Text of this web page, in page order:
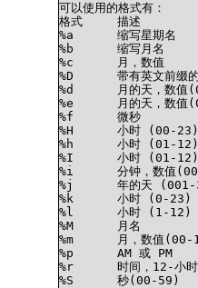
可以使用的格式有：
格式	描述
%a	缩写星期名
%b	缩写月名
%c	月，数值
%D	带有英文前缀的月中的天
%d	月的天，数值(00-31)
%e	月的天，数值(0-31)
%f	微秒
%H	小时 (00-23)
%h	小时 (01-12)
%I	小时 (01-12)
%i	分钟，数值(00-59)
%j	年的天 (001-366)
%k	小时 (0-23)
%l	小时 (1-12)
%M	月名
%m	月，数值(00-12)
%p	AM 或 PM
%r	时间，12-小时（hh:mm:ss AM 或 PM）
%S	秒(00-59)